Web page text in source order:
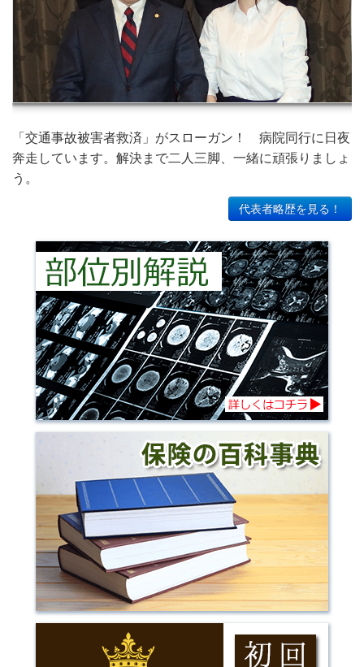
「交通事故被害者救済」がスローガン！ 病院同行に日夜
奔走しています。解決まで二人三脚、一緒に頑張りましょ
う。
代表者略歴を見る！